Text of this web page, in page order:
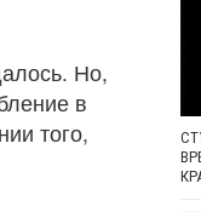
Но,
в
того,